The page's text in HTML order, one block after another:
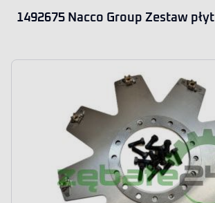
1492675 Nacco Group Zestaw płyt